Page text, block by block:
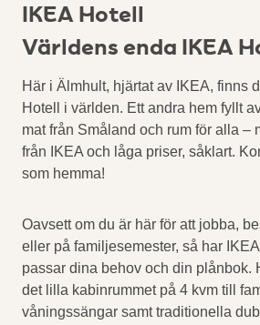
IKEA Hotell
Världens enda IKEA
Här i Älmhult, hjärtat av IKEA, finns
Hotell i världen. Ett andra hem fyllt
mat från Småland och rum för alla –
från IKEA och låga priser, såklart.
som hemma!
Oavsett om du är här för att jobba,
eller på familjesemester, så har
passar dina behov och din plånbok.
det lilla kabinrummet på 4 kvm till
våningssängar samt traditionella